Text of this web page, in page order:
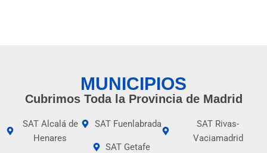
MUNICIPIOS
Cubrimos Toda la Provincia de Madrid
SAT Alcalá de
Henares
SAT Fuenlabrada
SAT Getafe
SAT Rivas-
Vaciamadrid